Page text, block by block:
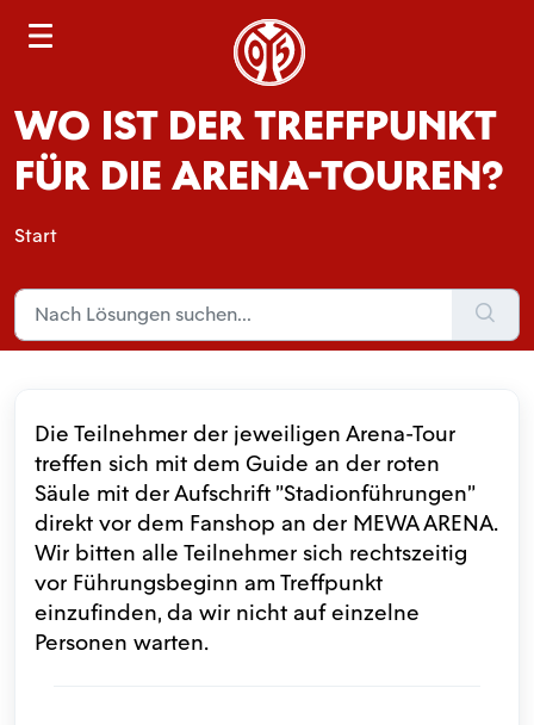
WO IST DER TREFFPUNKT
FÜR DIE ARENA-TOUREN?
Start
Die Teilnehmer der jeweiligen Arena-Tour
treffen sich mit dem Guide an der roten
Säule mit der Aufschrift "Stadionführungen"
direkt vor dem Fanshop an der MEWA ARENA.
Wir bitten alle Teilnehmer sich rechtszeitig
vor Führungsbeginn am Treffpunkt
einzufinden, da wir nicht auf einzelne
Personen warten.